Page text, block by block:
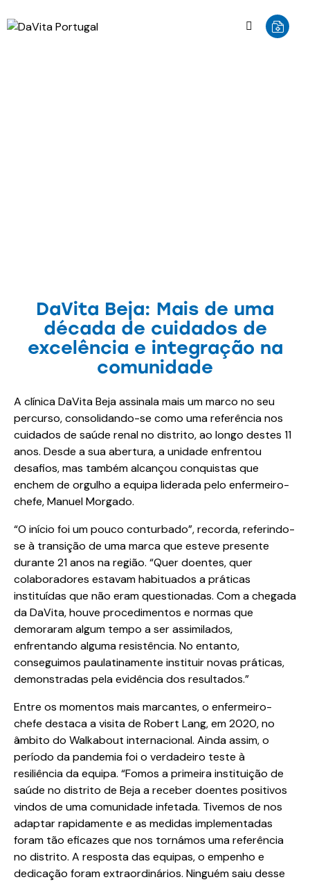
DaVita Beja: Mais de uma
década de cuidados de
excelência e integração na
comunidade
A clínica DaVita Beja assinala mais um marco no seu
percurso, consolidando-se como uma referência nos
cuidados de saúde renal no distrito, ao longo destes 11
anos. Desde a sua abertura, a unidade enfrentou
desafios, mas também alcançou conquistas que
enchem de orgulho a equipa liderada pelo enfermeiro-
chefe, Manuel Morgado.
“O início foi um pouco conturbado”, recorda, referindo-
se à transição de uma marca que esteve presente
durante 21 anos na região. “Quer doentes, quer
colaboradores estavam habituados a práticas
instituídas que não eram questionadas. Com a chegada
da DaVita, houve procedimentos e normas que
demoraram algum tempo a ser assimilados,
enfrentando alguma resistência. No entanto,
conseguimos paulatinamente instituir novas práticas,
demonstradas pela evidência dos resultados.”
Entre os momentos mais marcantes, o enfermeiro-
chefe destaca a visita de Robert Lang, em 2020, no
âmbito do Walkabout internacional. Ainda assim, o
período da pandemia foi o verdadeiro teste à
resiliência da equipa. “Fomos a primeira instituição de
saúde no distrito de Beja a receber doentes positivos
vindos de uma comunidade infetada. Tivemos de nos
adaptar rapidamente e as medidas implementadas
foram tão eficazes que nos tornámos uma referência
no distrito. A resposta das equipas, o empenho e
dedicação foram extraordinários. Ninguém saiu desse